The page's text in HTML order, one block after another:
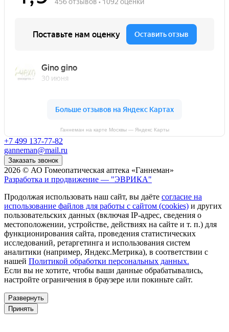
Ганнеман на карте Москвы — Яндекс Карты
+7 499 137-77-82
ganneman@mail.ru
Заказать звонок
2026 © АО Гомеопатическая аптека «Ганнеман»
Разработка и продвижение — "ЭВРИКА"
Продолжая использовать наш сайт, вы даёте согласие на
использование файлов для работы с сайтом (cookies) и других
пользовательских данных (включая IP-адрес, сведения о
местоположении, устройстве, действиях на сайте и т. п.) для
функционирования сайта, проведения статистических
исследований, ретаргетинга и использования систем
аналитики (например, Яндекс.Метрика), в соответствии с
нашей Политикой обработки персональных данных.
Если вы не хотите, чтобы ваши данные обрабатывались,
настройте ограничения в браузере или покиньте сайт.
Развернуть
Принять